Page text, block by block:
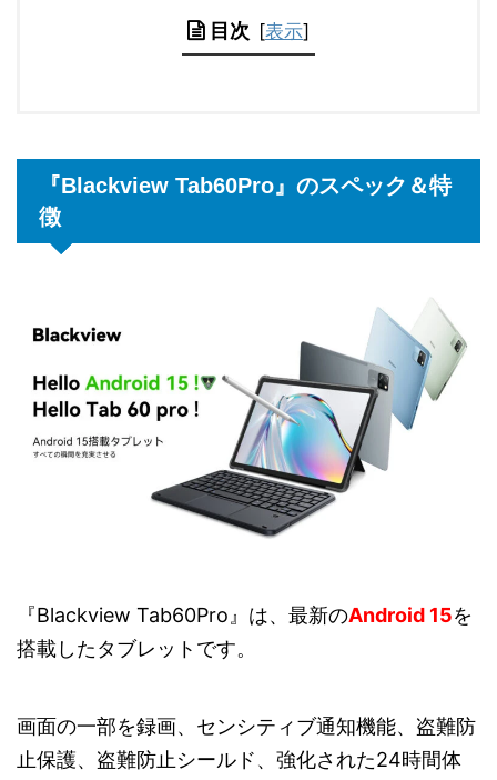
目次 [表示]
『Blackview Tab60Pro』のスペック＆特
徴
『Blackview Tab60Pro』は、最新のAndroid 15を
搭載したタブレットです。
画面の一部を録画、センシティブ通知機能、盗難防
止保護、盗難防止シールド、強化された24時間体